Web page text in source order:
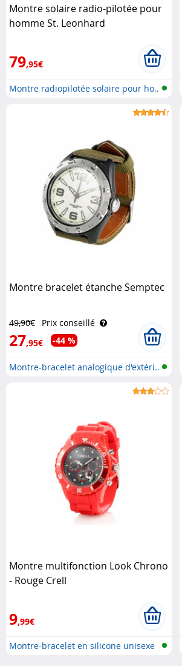
Montre solaire radio-pilotée pour
homme St. Leonhard
79,95€
Montre radiopilotée solaire pour ho..
Montre bracelet étanche Semptec
49,90€ Prix conseillé
27,95€ -44 %
Montre-bracelet analogique d'extéri..
Montre multifonction Look Chrono
- Rouge Crell
9,99€
Montre-bracelet en silicone unisexe